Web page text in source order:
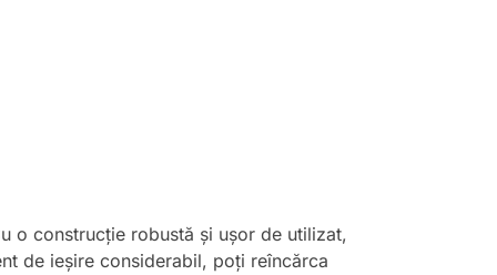
o construcție robustă și ușor de utilizat,
de ieșire considerabil, poți reîncărca